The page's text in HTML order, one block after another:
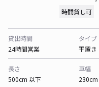
時間貸し可
貸出時間
24時間営業
タイプ
平置き
長さ
500cm 以下
車幅